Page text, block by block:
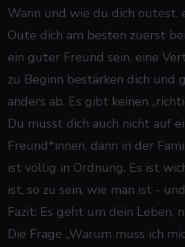
Wann und wie du dich outest,
Oute dich am besten zuerst
ein guter Freund sein, eine
zu Beginn bestärken dich
anders ab. Es gibt keinen
Du musst dich auch nicht auf
Freund*innen, dann in der
ist völlig in Ordnung. Es ist
ist, so zu sein, wie man ist -
Fazit: Es geht um dein
Die Frage „Warum muss ich